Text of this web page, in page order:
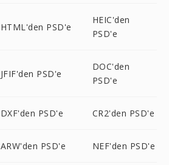
HTML'den PSD'e
HEIC'den
PSD'e
JFIF'den PSD'e
DOC'den
PSD'e
DXF'den PSD'e CR2'den PSD'e
ARW'den PSD'e NEF'den PSD'e